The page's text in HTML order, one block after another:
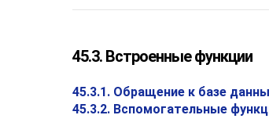
45.3. Встроенные функции
45.3.1. Обращение к базе
45.3.2. Вспомогательные